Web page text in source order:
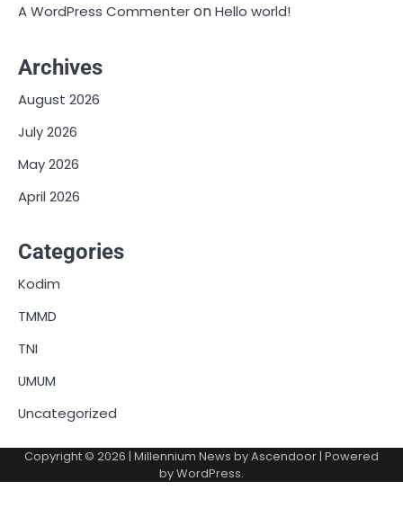
A WordPress CommenteronHello world!
Archives
August 2026
July 2026
May 2026
April 2026
Categories
Kodim
TMMD
TNI
UMUM
Uncategorized
Copyright © 2026 | Millennium News byAscendoor | Powered
byWordPress.